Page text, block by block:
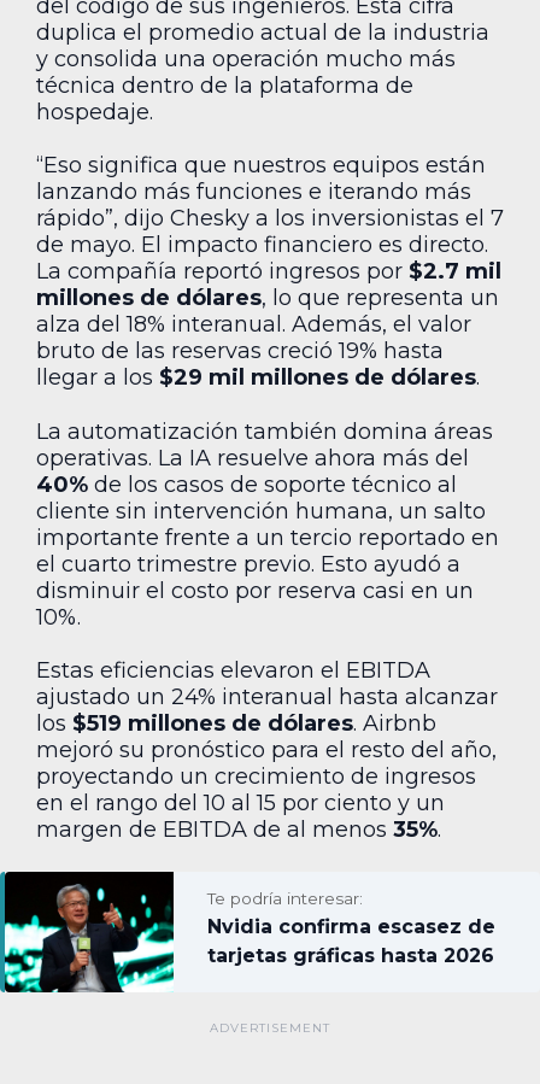
del código de sus ingenieros. Esta cifra
duplica el promedio actual de la industria
y consolida una operación mucho más
técnica dentro de la plataforma de
hospedaje.
“Eso significa que nuestros equipos están
lanzando más funciones e iterando más
rápido”, dijo Chesky a los inversionistas el 7
de mayo. El impacto financiero es directo.
La compañía reportó ingresos por $2.7 mil
millones de dólares, lo que representa un
alza del 18% interanual. Además, el valor
bruto de las reservas creció 19% hasta
llegar a los $29 mil millones de dólares.
La automatización también domina áreas
operativas. La IA resuelve ahora más del
40% de los casos de soporte técnico al
cliente sin intervención humana, un salto
importante frente a un tercio reportado en
el cuarto trimestre previo. Esto ayudó a
disminuir el costo por reserva casi en un
10%.
Estas eficiencias elevaron el EBITDA
ajustado un 24% interanual hasta alcanzar
los $519 millones de dólares. Airbnb
mejoró su pronóstico para el resto del año,
proyectando un crecimiento de ingresos
en el rango del 10 al 15 por ciento y un
margen de EBITDA de al menos 35%.
Te podría interesar:
Nvidia confirma escasez de
tarjetas gráficas hasta 2026